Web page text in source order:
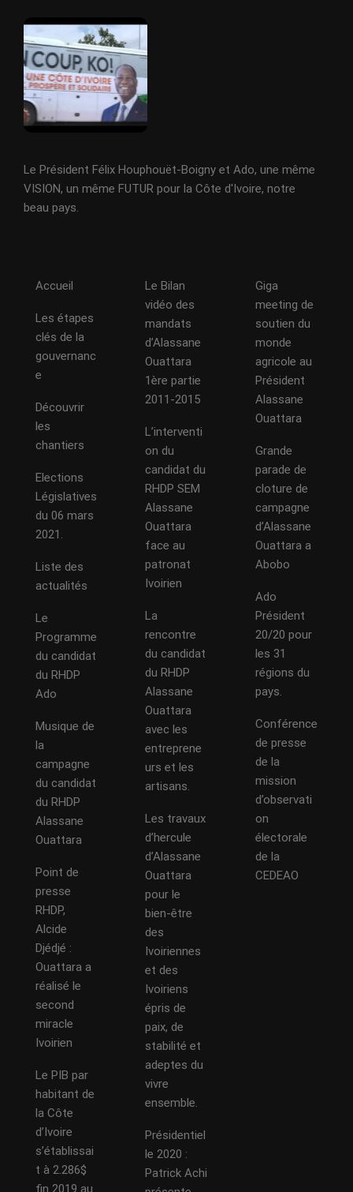
Le Président Félix Houphouët-Boigny et Ado, une même
VISION, un même FUTUR pour la Côte d'Ivoire, notre
beau pays.
Accueil
Les étapes
clés de la
gouvernanc
e
Découvrir
les
chantiers
Elections
Législatives
du 06 mars
2021.
Liste des
actualités
Le
Programme
du candidat
du RHDP
Ado
Musique de
la
campagne
du candidat
du RHDP
Alassane
Ouattara
Point de
presse
RHDP,
Alcide
Djédjé :
Ouattara a
réalisé le
second
miracle
Ivoirien
Le PIB par
habitant de
la Côte
d’Ivoire
s’établissai
t à 2.286$
fin 2019 au
Le Bilan
vidéo des
mandats
d’Alassane
Ouattara
1ère partie
2011-2015
L’interventi
on du
candidat du
RHDP SEM
Alassane
Ouattara
face au
patronat
Ivoirien
La
rencontre
du candidat
du RHDP
Alassane
Ouattara
avec les
entreprene
urs et les
artisans.
Les travaux
d’hercule
d’Alassane
Ouattara
pour le
bien-être
des
Ivoiriennes
et des
Ivoiriens
épris de
paix, de
stabilité et
adeptes du
vivre
ensemble.
Présidentiel
le 2020 :
Patrick Achi
Giga
meeting de
soutien du
monde
agricole au
Président
Alassane
Ouattara
Grande
parade de
cloture de
campagne
d’Alassane
Ouattara a
Abobo
Ado
Président
20/20 pour
les 31
régions du
pays.
Conférence
de presse
de la
mission
d’observati
on
électorale
de la
CEDEAO